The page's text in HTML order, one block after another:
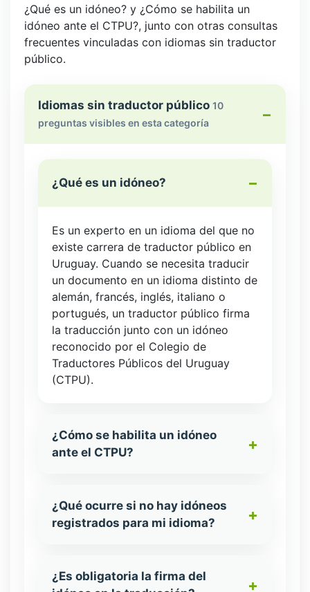
¿Qué es un idóneo? y ¿Cómo se habilita un
idóneo ante el CTPU?, junto con otras consultas
frecuentes vinculadas con idiomas sin traductor
público.
Idiomas sin traductor público 10
preguntas visibles en esta categoría
¿Qué es un idóneo?
Es un experto en un idioma del que no
existe carrera de traductor público en
Uruguay. Cuando se necesita traducir
un documento en un idioma distinto de
alemán, francés, inglés, italiano o
portugués, un traductor público firma
la traducción junto con un idóneo
reconocido por el Colegio de
Traductores Públicos del Uruguay
(CTPU).
¿Cómo se habilita un idóneo
ante el CTPU?
¿Qué ocurre si no hay idóneos
registrados para mi idioma?
¿Es obligatoria la firma del